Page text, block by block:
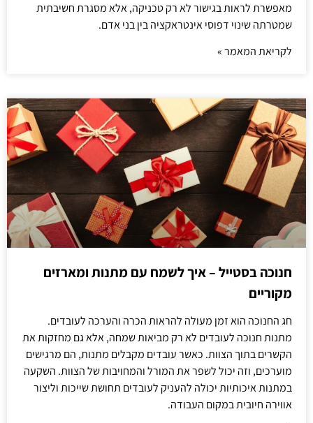
מאפשרת לראות בגישור לא רק טכניקה, אלא מסגרת חשיבתית
שמטרתה שינוי דפוסי אינטראקציה בין בני אדם.
לקריאת המאמר »
חנוכה בסטייל – איך לשמח עם מתנות ומארזים
מקוריים
חג החנוכה הוא זמן מעולה להראות הכרה והערכה לעובדים.
מתנות חנוכה לעובדים לא רק מביאות שמחה, אלא גם מחזקות את
הקשרים בתוך הצוות. כאשר עובדים מקבלים מתנות, הם מרגישים
מוערכים, וזה יכול לשפר את המורל והמחויבות של הצוות. השקעה
במתנות איכותיות יכולה להעניק לעובדים תחושת שייכות וליצור
אווירה חיובית במקום העבודה.